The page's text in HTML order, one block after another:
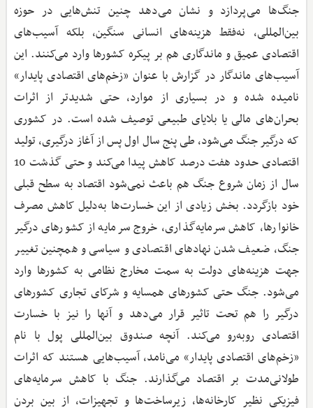
جنگ‌ها می‌پردازد و نشان می‌دهد چنین تنش‌هایی در حوزه
بین‌المللی، نه‌فقط هزینه‌های انسانی سنگین، بلکه آسیب‌های
اقتصادی عمیق و ماندگاری هم بر پیکره کشورها وارد می‌کنند. این
آسیب‌های ماندگار در گزارش با عنوان «زخم‌های اقتصادی پایدار»
نامیده شده و در بسیاری از موارد، حتی شدیدتر از اثرات
بحران‌های مالی یا بلایای طبیعی توصیف شده است. در کشوری
که درگیر جنگ می‌شود، طی پنج سال اول پس از آغاز درگیری، تولید
اقتصادی حدود هفت درصد کاهش پیدا می‌کند و حتی گذشت 10
سال از زمان شروع جنگ هم باعث نمی‌شود اقتصاد به سطح قبلی
خود بازگردد. بخش زیادی از این خسارت‌ها به‌دلیل کاهش مصرف
خانوارها، کاهش سرمایه‌گذاری، خروج سرمایه از کشورهای درگیر
جنگ، ضعیف شدن نهادهای اقتصادی و سیاسی و همچنین تغییر
جهت هزینه‌های دولت به سمت مخارج نظامی به کشورها وارد
می‌شود. جنگ حتی کشورهای همسایه و شرکای تجاری کشورهای
درگیر را هم تحت تاثیر قرار می‌دهد و آنها را نیز با خسارت
اقتصادی روبه‌رو می‌کند. آنچه صندوق بین‌المللی پول با نام
«زخم‌های اقتصادی پایدار» می‌نامد، آسیب‌هایی هستند که اثرات
طولانی‌مدت بر اقتصاد می‌گذارند. جنگ با کاهش سرمایه‌های
فیزیکی نظیر کارخانه‌ها، زیرساخت‌ها و تجهیزات، از بین بردن